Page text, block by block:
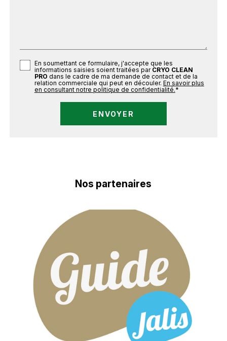
En soumettant ce formulaire, j'accepte que les
informations saisies soient traitées par CRYO CLEAN
PRO dans le cadre de ma demande de contact et de la
relation commerciale qui peut en découler. En savoir plus
en consultant notre politique de confidentialité.*
Nos partenaires